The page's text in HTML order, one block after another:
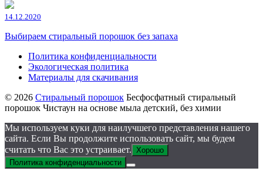
14.12.2020
Выбираем стиральный порошок без запаха
Политика конфиденциальности
Экологическая политика
Материалы для скачивания
© 2026 Стиральный порошок Бесфосфатный стиральный
порошок Чистаун на основе мыла детский, без химии
Мы используем куки для наилучшего представления нашего
сайта. Если Вы продолжите использовать сайт, мы будем
считать что Вас это устраивает.
Хорошо
Политика конфиденциальности